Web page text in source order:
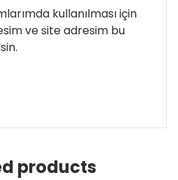
kullanılması için
ve site adresim bu
products